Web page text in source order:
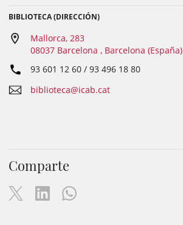
BIBLIOTECA (DIRECCIÓN)
Mallorca, 283
08037 Barcelona , Barcelona (España)
93 601 12 60 / 93 496 18 80
biblioteca@icab.cat
Comparte